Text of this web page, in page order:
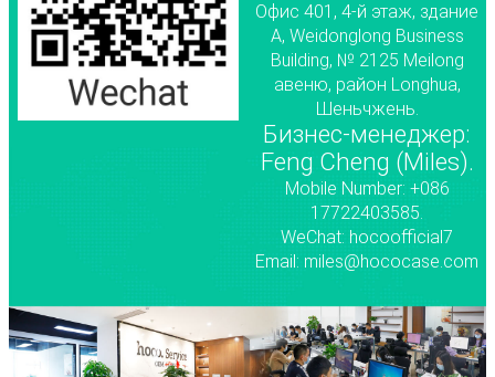
Офис 401, 4-й этаж, здание
A, Weidonglong Business
Building, № 2125 Meilong
авеню, район Longhua,
Шеньчжень.
Бизнес-менеджер:
Feng Cheng (Miles).
Mobile Number: +086
17722403585.
WeChat: hocoofficial7
Email: miles@hococase.com